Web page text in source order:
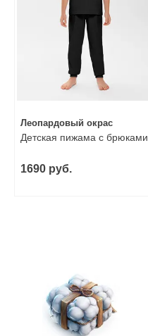
Леопардовый окрас
Детская пижама с брюками
1690 руб.